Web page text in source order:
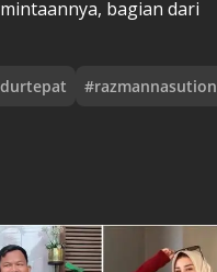
bagian dari
#razmannasution